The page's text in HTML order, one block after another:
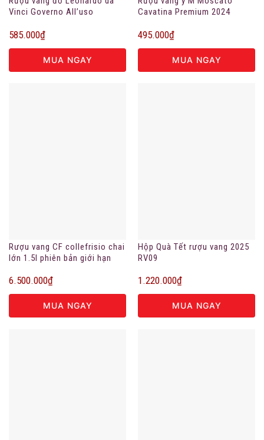
Vinci Governo All’uso
585.000₫
MUA NGAY
Cavatina Premium 2024
495.000₫
MUA NGAY
Rượu vang CF collefrisio chai
lớn 1.5l phiên bản giới hạn
6.500.000₫
MUA NGAY
Hộp Quà Tết rượu vang 2025
RV09
1.220.000₫
MUA NGAY